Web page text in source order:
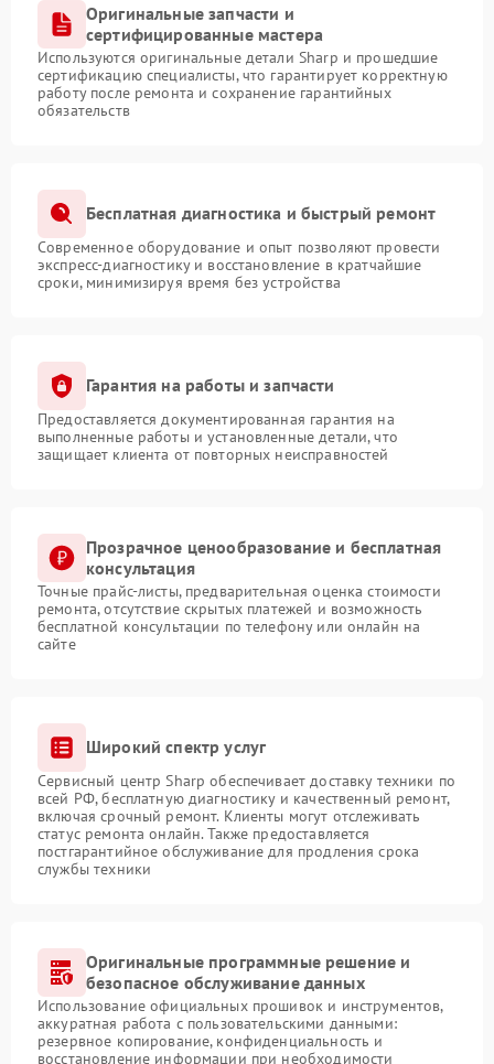
Оригинальные запчасти и
сертифицированные мастера
Используются оригинальные детали Sharp и прошедшие
сертификацию специалисты, что гарантирует корректную
работу после ремонта и сохранение гарантийных
обязательств
Бесплатная диагностика и быстрый ремонт
Современное оборудование и опыт позволяют провести
экспресс-диагностику и восстановление в кратчайшие
сроки, минимизируя время без устройства
Гарантия на работы и запчасти
Предоставляется документированная гарантия на
выполненные работы и установленные детали, что
защищает клиента от повторных неисправностей
Прозрачное ценообразование и бесплатная
консультация
Точные прайс-листы, предварительная оценка стоимости
ремонта, отсутствие скрытых платежей и возможность
бесплатной консультации по телефону или онлайн на
сайте
Широкий спектр услуг
Сервисный центр Sharp обеспечивает доставку техники по
всей РФ, бесплатную диагностику и качественный ремонт,
включая срочный ремонт. Клиенты могут отслеживать
статус ремонта онлайн. Также предоставляется
постгарантийное обслуживание для продления срока
службы техники
Оригинальные программные решение и
безопасное обслуживание данных
Использование официальных прошивок и инструментов,
аккуратная работа с пользовательскими данными:
резервное копирование, конфиденциальность и
восстановление информации при необходимости